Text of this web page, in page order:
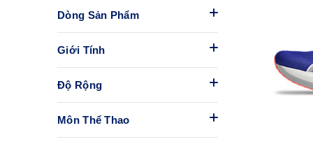
Dòng Sản Phẩm
Giới Tính
Độ Rộng
Môn Thể Thao